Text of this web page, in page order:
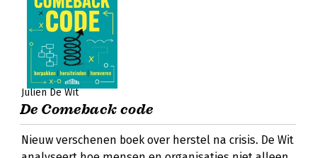
Julien De Wit
De Comeback code
Nieuw verschenen boek over herstel na crisis. De Wit